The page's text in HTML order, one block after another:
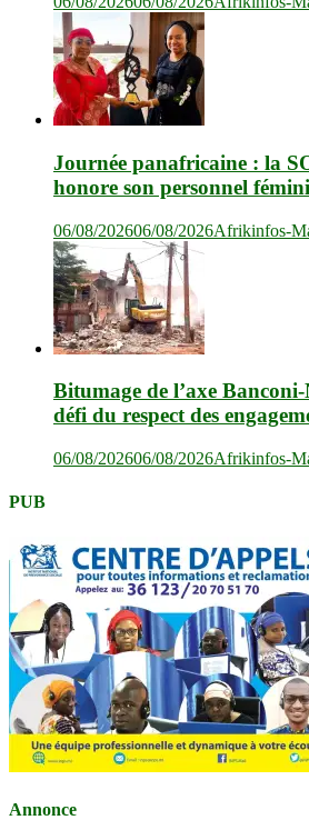
Journée panafricaine : la
honore son personnel
06/08/202606/08/2026Afrikinfos-
Bitumage de l’axe
défi du respect des
06/08/202606/08/2026Afrikinfos-
PUB
Annonce